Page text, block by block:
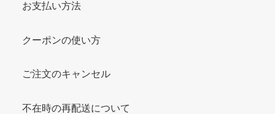
お支払い方法
クーポンの使い方
ご注文のキャンセル
不在時の再配送について